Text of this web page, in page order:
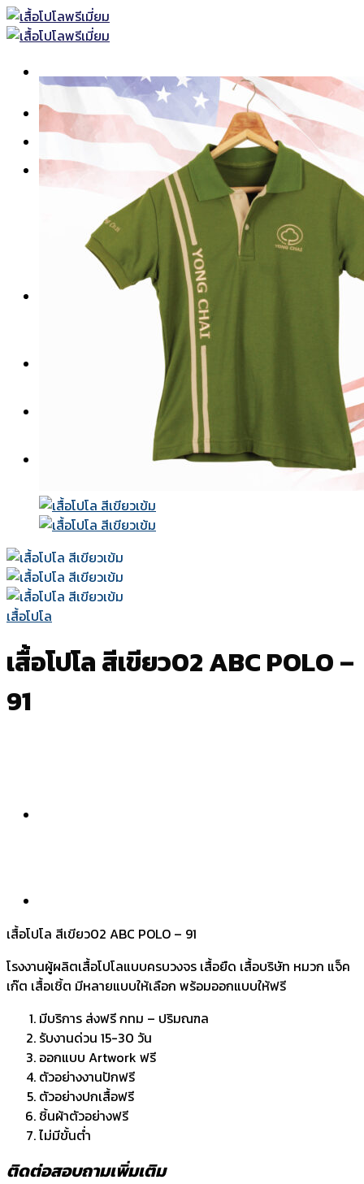
Skip
to
หน้าแรก
เสื้อโปโลพร้อมส่ง
เสื้อโปโล
เสื้อโปโลแบบธรรมดา
เสื้อโปโลแบบตัดต่อ
เสื้อโปโลแขนยาว
เสื้อโปโลพิมพ์ลาย
เสื้อคอกลม-คอวี
วิธีการสั่งซื้อ-ชำระเงิน
เสื้อโปโล
เสื้อโปโล สีเขียว02 ABC POLO –
91
เสื้อโปโล สีเขียว02 ABC POLO – 91
โรงงานผู้ผลิตเสื้อโปโลแบบครบวงจร เสื้อยืด เสื้อบริษัท หมวก แจ็ค
เก๊ต เสื้อเชิ้ต มีหลายแบบให้เลือก พร้อมออกแบบให้ฟรี
มีบริการ ส่งฟรี กทม – ปริมณฑล
รับงานด่วน 15-30 วัน
ออกแบบ Artwork ฟรี
ตัวอย่างงานปักฟรี
ตัวอย่างปกเสื้อฟรี
ชิ้นผ้าตัวอย่างฟรี
ไม่มีขั้นต่ำ
ติดต่อสอบถามเพิ่มเติม